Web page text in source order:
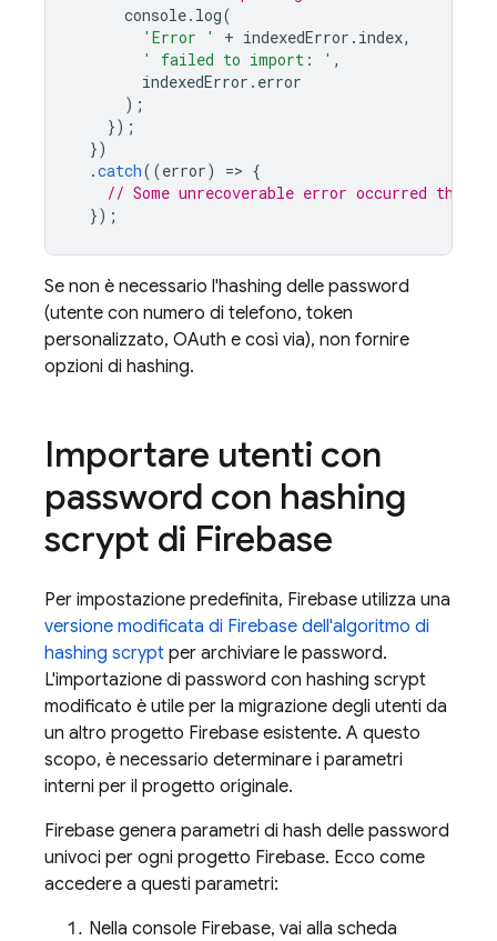
console. log(
'Error '
+ indexedError . index,
' failed to import: ' ,
indexedError . error
);
});
})
.catch((error) => {
// Some unrecoverable error occurred that
});
Se non è necessario l'hashing delle password
(utente con numero di telefono, token
personalizzato, OAuth e così via), non fornire
opzioni di hashing.
Importare utenti con
password con hashing
scrypt di Firebase
Per impostazione predefinita, Firebase utilizza una
versione modificata di Firebase dell'algoritmo di
hashing scrypt per archiviare le password.
L'importazione di password con hashing scrypt
modificato è utile per la migrazione degli utenti da
un altro progetto Firebase esistente. A questo
scopo, è necessario determinare i parametri
interni per il progetto originale.
Firebase genera parametri di hash delle password
univoci per ogni progetto Firebase. Ecco come
accedere a questi parametri:
Nella console Firebase, vai alla scheda